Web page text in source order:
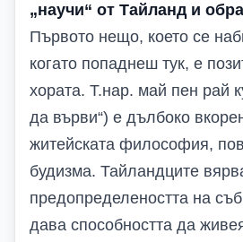
„научи“ от Тайланд и
Първото нещо, което се
когато попаднеш тук, е
хората. Т.нар. май пен рай
да върви“) е дълбоко
житейската философия,
будизма. Тайландците
предопределеността на
дава способността да